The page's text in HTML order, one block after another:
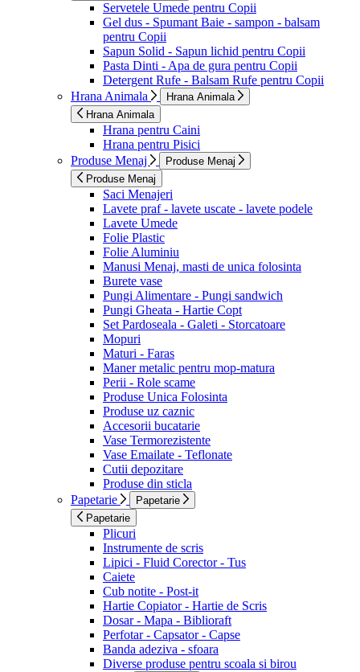
Servetele Umede pentru Copii
Gel dus - Spumant Baie - sampon - balsam
pentru Copii
Sapun Solid - Sapun lichid pentru Copii
Pasta Dinti - Apa de gura pentru Copii
Detergent Rufe - Balsam Rufe pentru Copii
Hrana Animala
Hrana Animala
Hrana Animala
Hrana pentru Caini
Hrana pentru Pisici
Produse Menaj
Produse Menaj
Produse Menaj
Saci Menajeri
Lavete praf - lavete uscate - lavete podele
Lavete Umede
Folie Plastic
Folie Aluminiu
Manusi Menaj, masti de unica folosinta
Burete vase
Pungi Alimentare - Pungi sandwich
Pungi Gheata - Hartie Copt
Set Pardoseala - Galeti - Storcatoare
Mopuri
Maturi - Faras
Maner metalic pentru mop-matura
Perii - Role scame
Produse Unica Folosinta
Produse uz caznic
Accesorii bucatarie
Vase Termorezistente
Vase Emailate - Teflonate
Cutii depozitare
Produse din sticla
Papetarie
Papetarie
Papetarie
Plicuri
Instrumente de scris
Lipici - Fluid Corector - Tus
Caiete
Cub notite - Post-it
Hartie Copiator - Hartie de Scris
Dosar - Mapa - Biblioraft
Perfotar - Capsator - Capse
Banda adeziva - sfoara
Diverse produse pentru scoala si birou